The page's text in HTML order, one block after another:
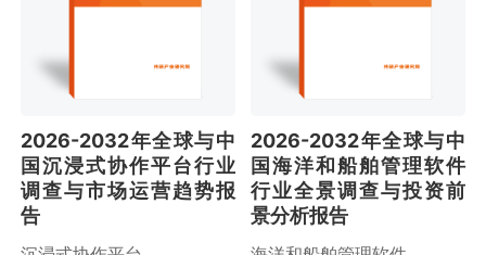
2026-2032年全球与中
国沉浸式协作平台行业
调查与市场运营趋势报
告
2026-2032年全球与中
国海洋和船舶管理软件
行业全景调查与投资前
景分析报告